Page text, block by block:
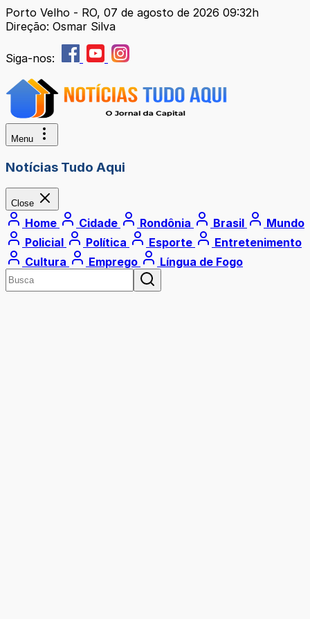
Porto Velho - RO, 07 de agosto de 2026 09:32h
Direção: Osmar Silva
Siga-nos:
Menu
Notícias Tudo Aqui
Close
Home Cidade Rondônia Brasil
Mundo
Policial
Política Esporte
Entretenimento
Cultura
Emprego Língua de Fogo